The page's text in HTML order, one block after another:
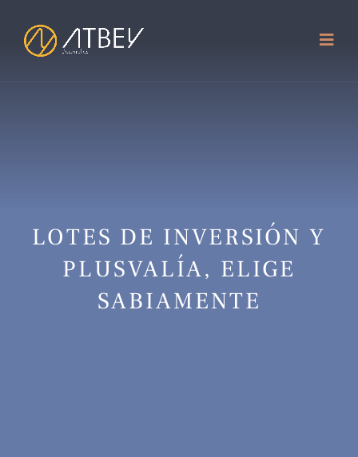
LOTES DE INVERSIÓN Y
PLUSVALÍA, ELIGE
SABIAMENTE